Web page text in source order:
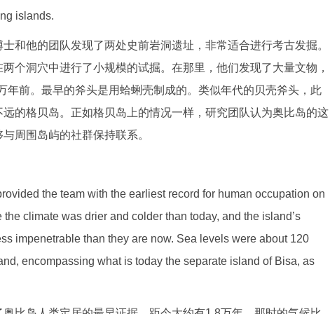
islands.
和他的团队发现了两处史前岩洞遗址，非常适合进行考古发掘。
个洞穴中进行了小规模的试掘。在那里，他们发现了大量文物，
前。最早的斧头是用蛤蜊壳制成的。类似年代的贝壳斧头，此
的格贝岛。正如格贝岛上的情况一样，研究团队认为奥比岛的这
周围岛屿的社群保持联系。
the team with the earliest record for human occupation on
climate was drier and colder than today, and the island’s
impenetrable than they are now. Sea levels were about 120
encompassing what is today the separate island of Bisa, as